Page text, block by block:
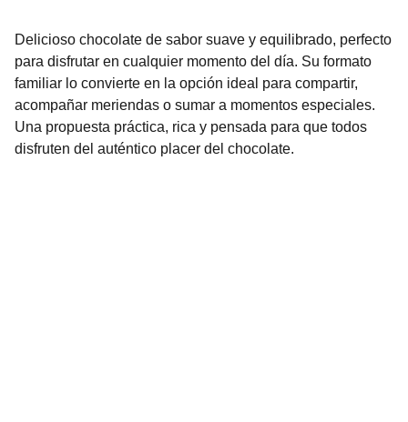
Delicioso chocolate de sabor suave y equilibrado, perfecto
para disfrutar en cualquier momento del día. Su formato
familiar lo convierte en la opción ideal para compartir,
acompañar meriendas o sumar a momentos especiales.
Una propuesta práctica, rica y pensada para que todos
disfruten del auténtico placer del chocolate.